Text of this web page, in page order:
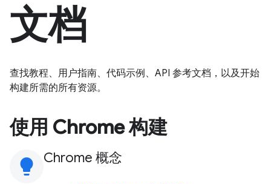
文档
查找教程、用户指南、代码示例、API 参考文档，以及开始
构建所需的所有资源。
使用 Chrome 构建
lightbulb Chrome 概念